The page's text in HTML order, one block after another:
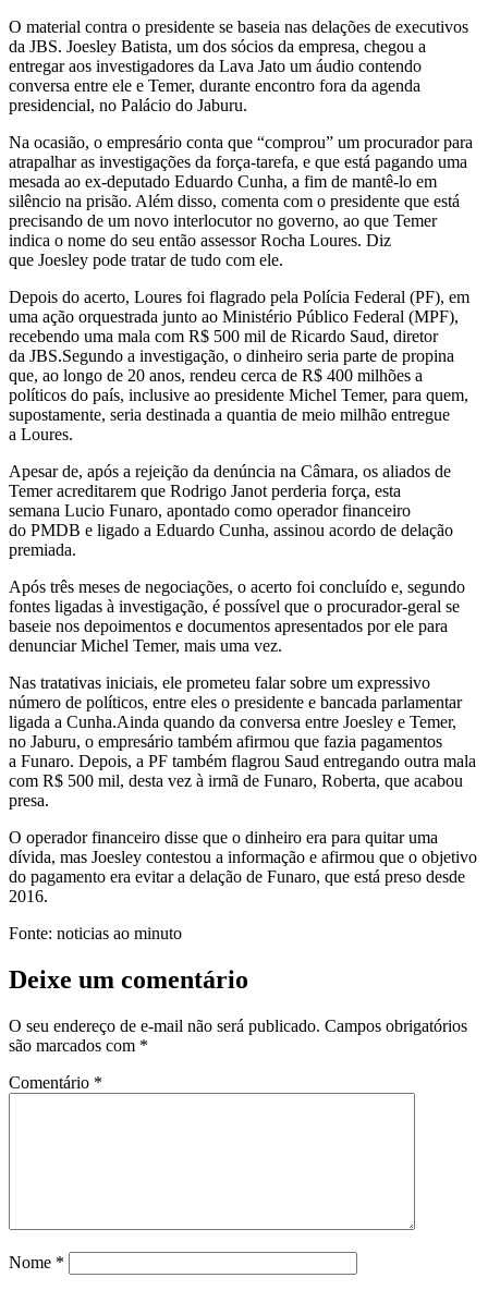
O material contra o presidente se baseia nas delações de executivos
da JBS. Joesley Batista, um dos sócios da empresa, chegou a
entregar aos investigadores da Lava Jato um áudio contendo
conversa entre ele e Temer, durante encontro fora da agenda
presidencial, no Palácio do Jaburu.
Na ocasião, o empresário conta que “comprou” um procurador para
atrapalhar as investigações da força-tarefa, e que está pagando uma
mesada ao ex-deputado Eduardo Cunha, a fim de mantê-lo em
silêncio na prisão. Além disso, comenta com o presidente que está
precisando de um novo interlocutor no governo, ao que Temer
indica o nome do seu então assessor Rocha Loures. Diz
que Joesley pode tratar de tudo com ele.
Depois do acerto, Loures foi flagrado pela Polícia Federal (PF), em
uma ação orquestrada junto ao Ministério Público Federal (MPF),
recebendo uma mala com R$ 500 mil de Ricardo Saud, diretor
da JBS.Segundo a investigação, o dinheiro seria parte de propina
que, ao longo de 20 anos, rendeu cerca de R$ 400 milhões a
políticos do país, inclusive ao presidente Michel Temer, para quem,
supostamente, seria destinada a quantia de meio milhão entregue
a Loures.
Apesar de, após a rejeição da denúncia na Câmara, os aliados de
Temer acreditarem que Rodrigo Janot perderia força, esta
semana Lucio Funaro, apontado como operador financeiro
do PMDB e ligado a Eduardo Cunha, assinou acordo de delação
premiada.
Após três meses de negociações, o acerto foi concluído e, segundo
fontes ligadas à investigação, é possível que o procurador-geral se
baseie nos depoimentos e documentos apresentados por ele para
denunciar Michel Temer, mais uma vez.
Nas tratativas iniciais, ele prometeu falar sobre um expressivo
número de políticos, entre eles o presidente e bancada parlamentar
ligada a Cunha.Ainda quando da conversa entre Joesley e Temer,
no Jaburu, o empresário também afirmou que fazia pagamentos
a Funaro. Depois, a PF também flagrou Saud entregando outra mala
com R$ 500 mil, desta vez à irmã de Funaro, Roberta, que acabou
presa.
O operador financeiro disse que o dinheiro era para quitar uma
dívida, mas Joesley contestou a informação e afirmou que o objetivo
do pagamento era evitar a delação de Funaro, que está preso desde
2016.
Fonte: noticias ao minuto
Deixe um comentário
O seu endereço de e-mail não será publicado. Campos obrigatórios
são marcados com *
Comentário *
Nome *